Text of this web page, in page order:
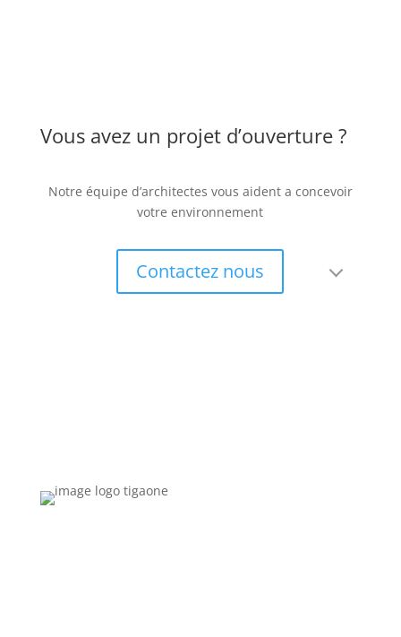
Vous avez un projet d’ouverture ?
Notre équipe d’architectes vous aident a concevoir
votre environnement
Contactez nous